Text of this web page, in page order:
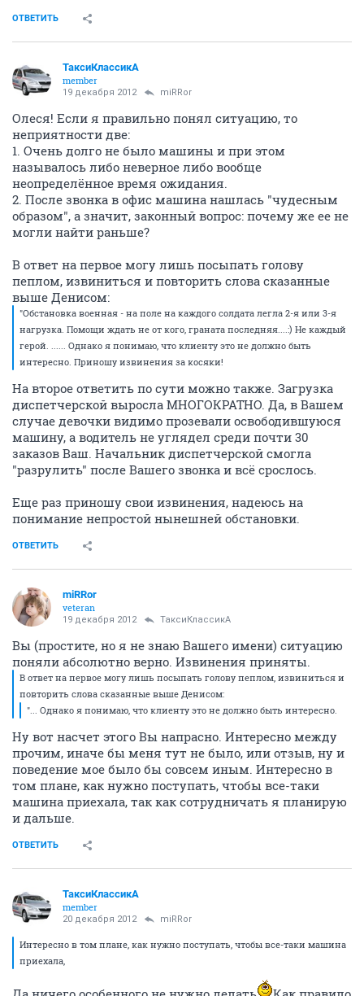
ОТВЕТИТЬ
ТаксиКлассикА
member
19 декабря 2012 miRRor
Олеся! Если я правильно понял ситуацию, то
неприятности две:
1. Очень долго не было машины и при этом
называлось либо неверное либо вообще
неопределённое время ожидания.
2. После звонка в офис машина нашлась "чудесным
образом", а значит, законный вопрос: почему же ее не
могли найти раньше?
В ответ на первое могу лишь посыпать голову
пеплом, извиниться и повторить слова сказанные
выше Денисом:
"Обстановка военная - на поле на каждого солдата легла 2-я или 3-я
нагрузка. Помощи ждать не от кого, граната последняя....:) Не каждый
герой. ...... Однако я понимаю, что клиенту это не должно быть
интересно. Приношу извинения за косяки!
На второе ответить по сути можно также. Загрузка
диспетчерской выросла МНОГОКРАТНО. Да, в Вашем
случае девочки видимо прозевали освободившуюся
машину, а водитель не углядел среди почти 30
заказов Ваш. Начальник диспетчерской смогла
"разрулить" после Вашего звонка и всё срослось.
Еще раз приношу свои извинения, надеюсь на
понимание непростой нынешней обстановки.
ОТВЕТИТЬ
miRRor
veteran
19 декабря 2012 ТаксиКлассикА
Вы (простите, но я не знаю Вашего имени) ситуацию
поняли абсолютно верно. Извинения приняты.
В ответ на первое могу лишь посыпать голову пеплом, извиниться и
повторить слова сказанные выше Денисом:
"... Однако я понимаю, что клиенту это не должно быть интересно.
Ну вот насчет этого Вы напрасно. Интересно между
прочим, иначе бы меня тут не было, или отзыв, ну и
поведение мое было бы совсем иным. Интересно в
том плане, как нужно поступать, чтобы все-таки
машина приехала, так как сотрудничать я планирую
и дальше.
ОТВЕТИТЬ
ТаксиКлассикА
member
20 декабря 2012 miRRor
Интересно в том плане, как нужно поступать, чтобы все-таки машина
приехала,